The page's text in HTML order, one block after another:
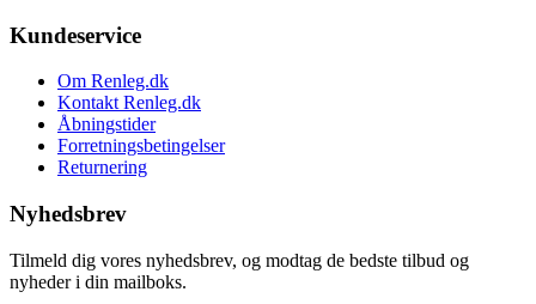
Kundeservice
Om Renleg.dk
Kontakt Renleg.dk
Åbningstider
Forretningsbetingelser
Returnering
Nyhedsbrev
Tilmeld dig vores nyhedsbrev, og modtag de bedste tilbud og
nyheder i din mailboks.